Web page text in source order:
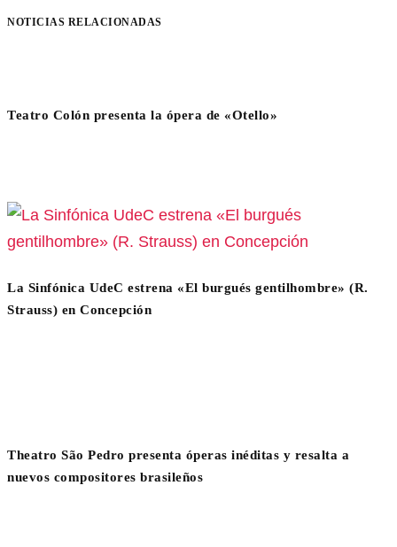
NOTICIAS RELACIONADAS
Teatro Colón presenta la ópera de «Otello»
La Sinfónica UdeC estrena «El burgués gentilhombre» (R.
Strauss) en Concepción
Theatro São Pedro presenta óperas inéditas y resalta a
nuevos compositores brasileños